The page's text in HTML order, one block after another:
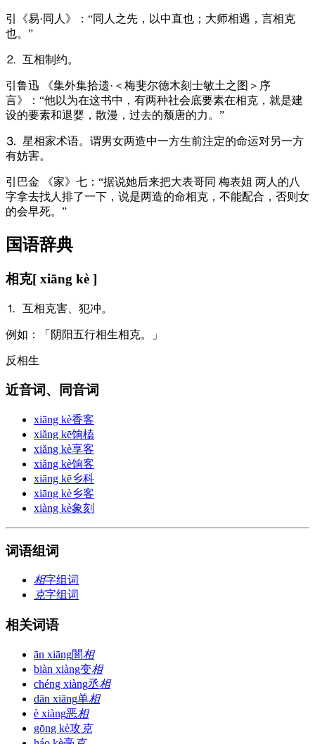
引
《易·同人》：“同人之先，以中直也；大师相遇，言相克
也。”
⒉ 互相制约。
引 鲁迅 《集外集拾遗·＜梅斐尔德木刻士敏土之图＞序
言》：“他以为在这书中，有两种社会底要素在相克，就是建
设的要素和退婴，散漫，过去的颓唐的力。”
⒊ 星相家术语。谓男女两造中一方生前注定的命运对另一方
有妨害。
引 巴金 《家》七：“据说她后来把大表哥同 梅表姐 两人的八
字拿去找人排了一下，说是两造的命相克，不能配合，否则女
的会早死。”
国语辞典
相克[ xiāng kè ]
⒈ 互相克害、犯冲。
例如：「阴阳五行相生相克。」
反相生
近音词、同音词
xiāng kè香客
xiǎng kē饷榼
xiǎng kè享客
xiǎng kè饷客
xiāng kē乡科
xiāng kè乡客
xiàng kè象刻
词语组词
相字组词
克字组词
相关词语
ān xiāng闇相
biàn xiàng变相
chéng xiàng丞相
dān xiāng单相
è xiàng恶相
gōng kè攻克